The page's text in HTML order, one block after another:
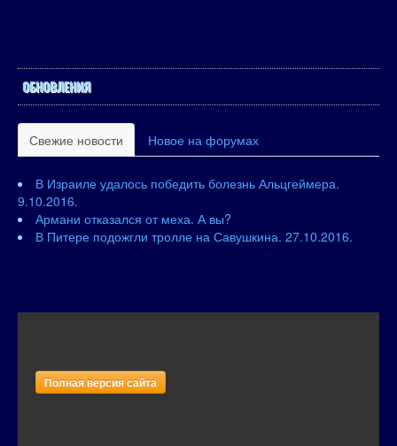
ОБНОВЛЕНИЯ
Свежие новости Новое на форумах
В Израиле удалось победить болезнь Альцгеймера.
9.10.2016.
Армани отказался от меха. А вы?
В Питере подожгли тролле на Савушкина. 27.10.2016.
Полная версия сайта